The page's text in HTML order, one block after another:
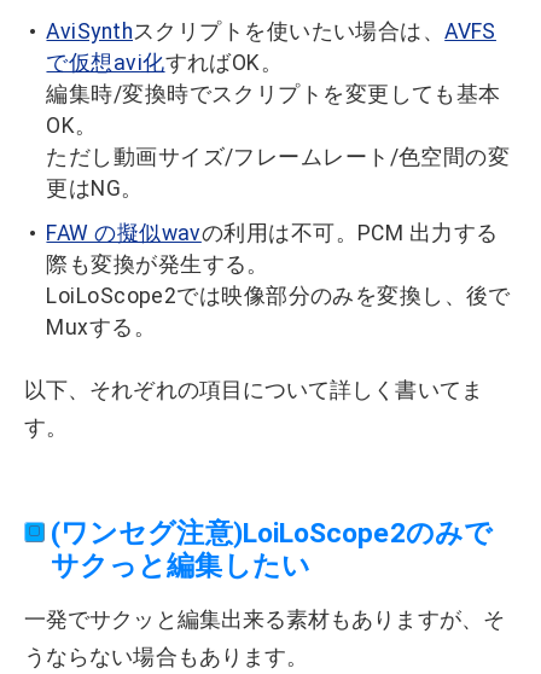
AviSynth スクリプトを使いたい場合は、AVFS
で仮想avi化すればOK。
編集時/変換時でスクリプトを変更しても基本
OK。
ただし動画サイズ/フレームレート/色空間の変
更はNG。
FAW の擬似wavの利用は不可。PCM 出力する
際も変換が発生する。
LoiLoScope2では映像部分のみを変換し、後で
Muxする。
以下、それぞれの項目について詳しく書いてま
す。
(ワンセグ注意)LoiLoScope2のみで
サクっと編集したい
一発でサクッと編集出来る素材もありますが、そ
うならない場合もあります。